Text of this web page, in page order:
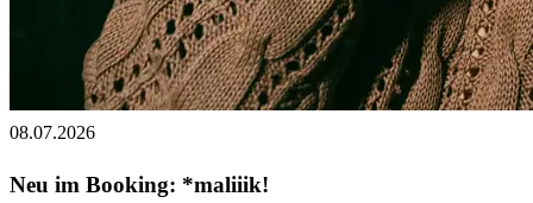
08.07.2026
Neu im Booking: *maliiik!